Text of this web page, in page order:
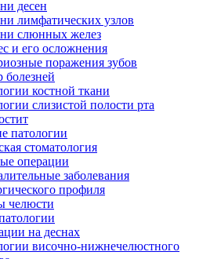
десен
лимфатических узлов
слюнных желез
и его осложнения
поражения зубов
болезней
костной ткани
слизистой полости рта
патологии
стоматология
операции
заболевания
профиля
челюсти
на деснах
височно-нижнечелюстного